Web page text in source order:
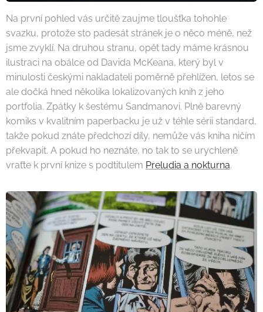
Na první pohled vás určitě zaujme tloušťka tohohle
svazku, protože sto padesát stránek je o něco méně, než
jsme zvyklí. Na druhou stranu, opět tady máme krásnou
ilustraci na obálce od Davida McKeana, který byl v
minulosti českými nakladateli poměrně přehlížen, letos se
ale dočká hned několika lokalizovaných knih z jeho
portfolia. Zpátky k šestému Sandmanovi. Plně barevný
komiks v kvalitním paperbacku je už v téhle sérii standard,
takže pokud znáte předchozí díly, nemůže vás kniha ničím
překvapit. A pokud ho neznáte, no tak to se urychleně
vraťte k první knize s podtitulem Preludia a nokturna.